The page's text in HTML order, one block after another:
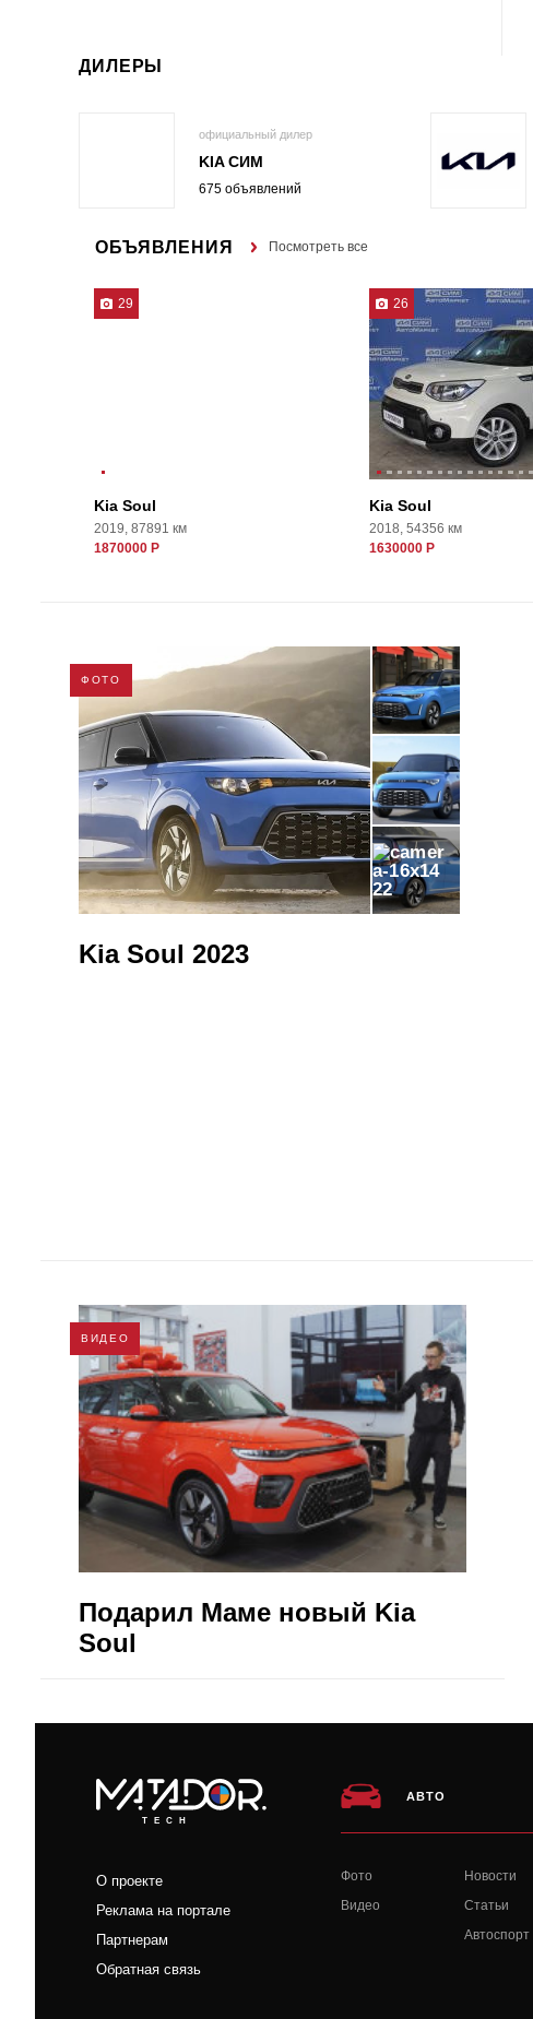
ДИЛЕРЫ
официальный дилер
KIA СИМ
675 объявлений
ОБЪЯВЛЕНИЯ Посмотреть все
29
Kia Soul
2019, 87891 км
1870000 Р
26
Kia Soul
2018, 54356 км
1630000 Р
ФОТО
22
Kia Soul 2023
ВИДЕО
Подарил Маме новый Kia
Soul
TECH
О проекте
Реклама на портале
Партнерам
Обратная связь
АВТО
Фото
Видео
Новости
Статьи
Автоспорт